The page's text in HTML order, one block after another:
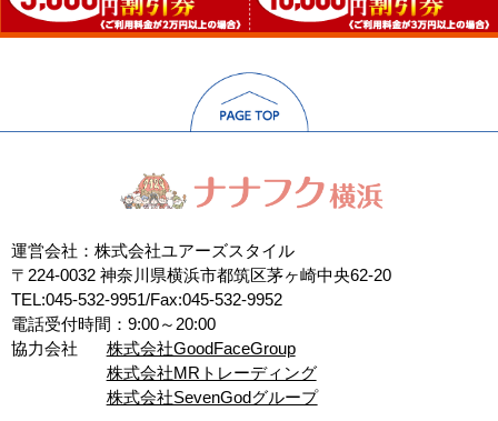
運営会社：株式会社ユアーズスタイル
〒224-0032 神奈川県横浜市都筑区茅ヶ崎中央62-20
TEL:045-532-9951/Fax:045-532-9952
電話受付時間：9:00～20:00
協力会社
株式会社GoodFaceGroup
株式会社MRトレーディング
株式会社SevenGodグループ